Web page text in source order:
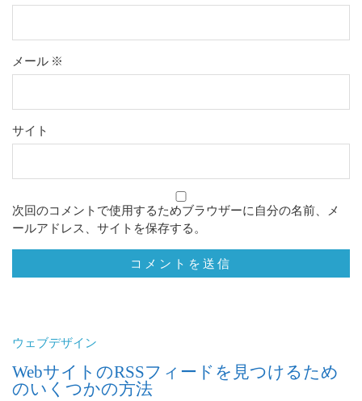
メール ※
サイト
次回のコメントで使用するためブラウザーに自分の名前、メ
ールアドレス、サイトを保存する。
ウェブデザイン
WebサイトのRSSフィードを見つけるため
のいくつかの方法